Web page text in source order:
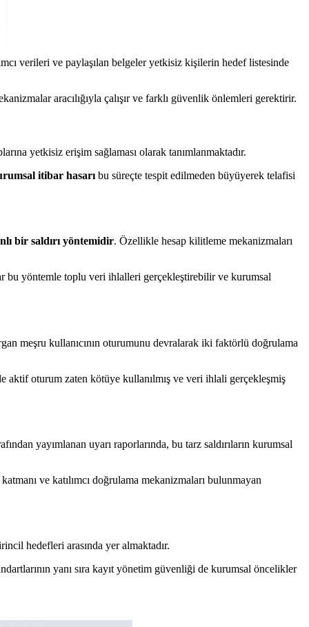
verileri ve paylaşılan belgeler yetkisiz kişilerin hedef listesinde
aracılığıyla çalışır ve farklı güvenlik önlemleri gerektirir.
yetkisiz erişim sağlaması olarak tanımlanmaktadır.
itibar hasarı bu süreçte tespit edilmeden büyüyerek telafisi
bir saldırı yöntemidir. Özellikle hesap kilitleme mekanizmaları
bu yöntemle toplu veri ihlalleri gerçekleştirebilir ve kurumsal
meşru kullanıcının oturumunu devralarak iki faktörlü doğrulama
aktif oturum zaten kötüye kullanılmış ve veri ihlali gerçekleşmiş
yayımlanan uyarı raporlarında, bu tarz saldırıların kurumsal
ve katılımcı doğrulama mekanizmaları bulunmayan
hedefleri arasında yer almaktadır.
yanı sıra kayıt yönetim güvenliği de kurumsal öncelikler